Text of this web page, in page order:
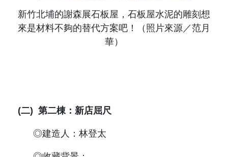
新竹北埔的謝森展石板屋，石板屋水泥的雕刻想
來是材料不夠的替代方案吧！（照片來源／范月
華）
(二) 第二棟：新店屈尺
◎建造人：林登太